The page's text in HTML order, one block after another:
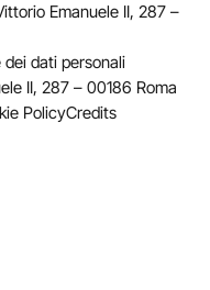
Emanuele II, 287 –
dati personali
II, 287 – 00186 Roma
PolicyCredits